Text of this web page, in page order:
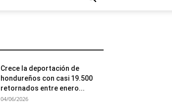
Crece la deportación de
hondureños con casi 19.500
retornados entre enero...
04/06/2026